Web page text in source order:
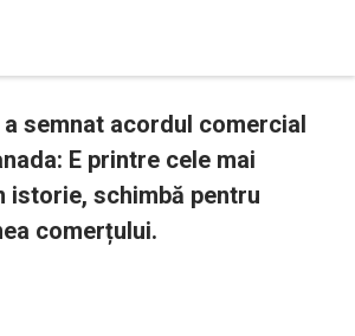
a semnat acordul comercial
E printre cele mai
istorie, schimbă pentru
comerțului.